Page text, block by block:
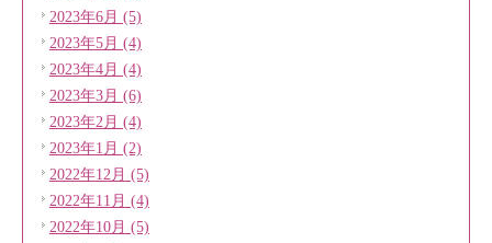
2023年6月 (5)
2023年5月 (4)
2023年4月 (4)
2023年3月 (6)
2023年2月 (4)
2023年1月 (2)
2022年12月 (5)
2022年11月 (4)
2022年10月 (5)